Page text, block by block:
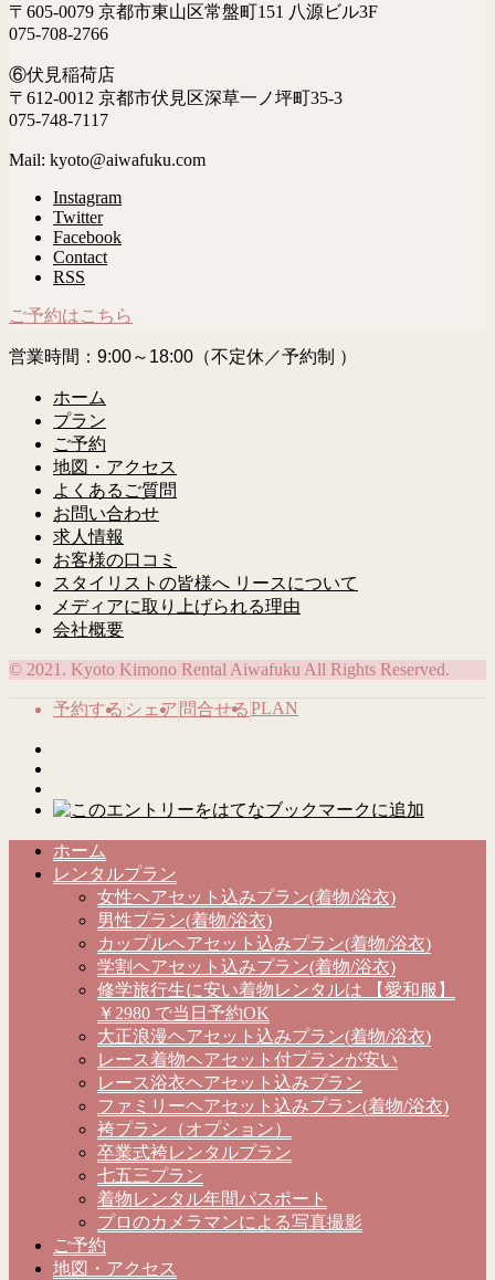
〒605-0079 京都市東山区常盤町151 八源ビル3F
075-708-2766
⑥伏見稲荷店
〒612-0012 京都市伏見区深草一ノ坪町35-3
075-748-7117
Mail: kyoto@aiwafuku.com
Instagram
Twitter
Facebook
Contact
RSS
ご予約はこちら
営業時間：9:00～18:00（不定休／予約制 ）
ホーム
プラン
ご予約
地図・アクセス
よくあるご質問
お問い合わせ
求人情報
お客様の口コミ
スタイリストの皆様へ リースについて
メディアに取り上げられる理由
会社概要
© 2021. Kyoto Kimono Rental Aiwafuku All Rights Reserved.
予約する シェア 問合せるPLAN
ホーム
レンタルプラン
女性ヘアセット込みプラン(着物/浴衣)
男性プラン(着物/浴衣)
カップルヘアセット込みプラン(着物/浴衣)
学割ヘアセット込みプラン(着物/浴衣)
修学旅行生に安い着物レンタルは 【愛和服】
￥2980 で当日予約OK
大正浪漫ヘアセット込みプラン(着物/浴衣)
レース着物ヘアセット付プランが安い
レース浴衣ヘアセット込みプラン
ファミリーヘアセット込みプラン(着物/浴衣)
袴プラン（オプション）
卒業式袴レンタルプラン
七五三プラン
着物レンタル年間パスポート
プロのカメラマンによる写真撮影
ご予約
地図・アクセス